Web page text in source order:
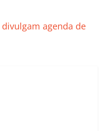
a
ss ar
agenda de